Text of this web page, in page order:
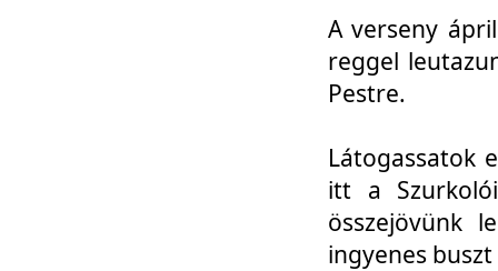
A verseny
reggel
Pestre.
Látogassatok
itt a
összejövünk
ingyenes